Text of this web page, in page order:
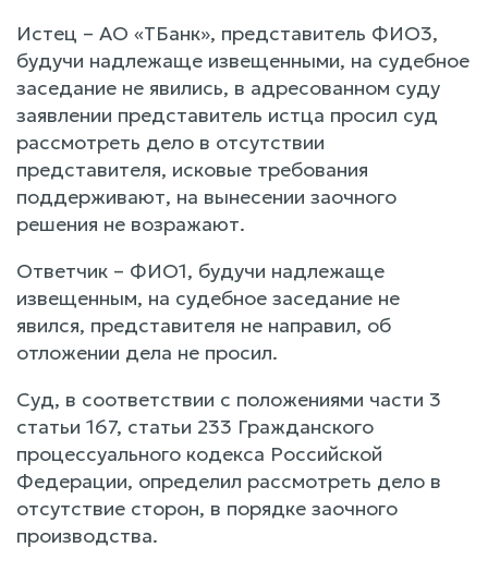
Истец – АО «ТБанк», представитель ФИО3,
будучи надлежаще извещенными, на судебное
заседание не явились, в адресованном суду
заявлении представитель истца просил суд
рассмотреть дело в отсутствии
представителя, исковые требования
поддерживают, на вынесении заочного
решения не возражают.
Ответчик – ФИО1, будучи надлежаще
извещенным, на судебное заседание не
явился, представителя не направил, об
отложении дела не просил.
Суд, в соответствии с положениями части 3
статьи 167, статьи 233 Гражданского
процессуального кодекса Российской
Федерации, определил рассмотреть дело в
отсутствие сторон, в порядке заочного
производства.